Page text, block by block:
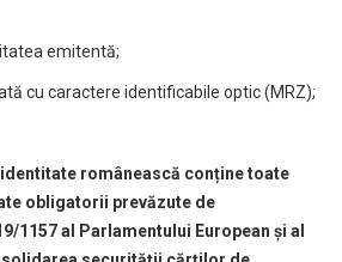
emitentă;
cu caractere identificabile optic (MRZ);
românească conține toate
obligatorii prevăzute de
1157 al Parlamentului European și al